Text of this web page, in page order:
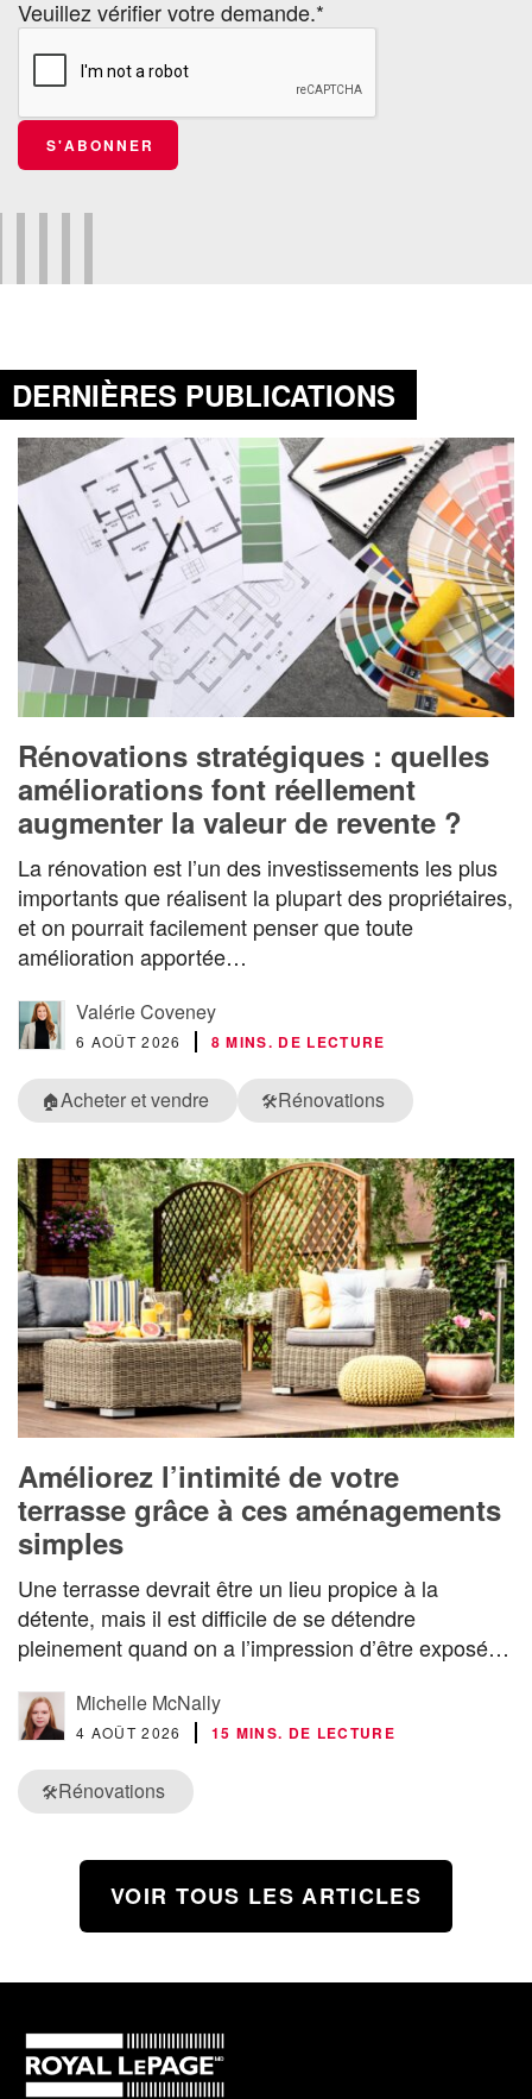
Veuillez vérifier votre demande.*
S'ABONNER
DERNIÈRES PUBLICATIONS
Rénovations stratégiques : quelles
améliorations font réellement
augmenter la valeur de revente ?
La rénovation est l’un des investissements les plus
importants que réalisent la plupart des propriétaires,
et on pourrait facilement penser que toute
amélioration apportée…
Valérie Coveney
6 AOÛT 2026 8 MINS. DE LECTURE
🏠Acheter et vendre 🛠️Rénovations
Améliorez l’intimité de votre
terrasse grâce à ces aménagements
simples
Une terrasse devrait être un lieu propice à la
détente, mais il est difficile de se détendre
pleinement quand on a l’impression d’être exposé…
Michelle McNally
4 AOÛT 2026 15 MINS. DE LECTURE
🛠️Rénovations
VOIR TOUS LES ARTICLES